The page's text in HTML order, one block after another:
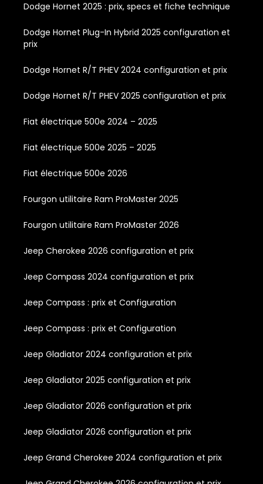
Dodge Hornet 2025 : prix, specs et fiche technique
Dodge Hornet Plug-In Hybrid 2025 configuration et
prix
Dodge Hornet R/T PHEV 2024 configuration et prix
Dodge Hornet R/T PHEV 2025 configuration et prix
Fiat électrique 500e 2024 – 2025
Fiat électrique 500e 2025 – 2025
Fiat électrique 500e 2026
Fourgon utilitaire Ram ProMaster 2025
Fourgon utilitaire Ram ProMaster 2026
Jeep Cherokee 2026 configuration et prix
Jeep Compass 2024 configuration et prix
Jeep Compass : prix et Configuration
Jeep Compass : prix et Configuration
Jeep Gladiator 2024 configuration et prix
Jeep Gladiator 2025 configuration et prix
Jeep Gladiator 2026 configuration et prix
Jeep Gladiator 2026 configuration et prix
Jeep Grand Cherokee 2024 configuration et prix